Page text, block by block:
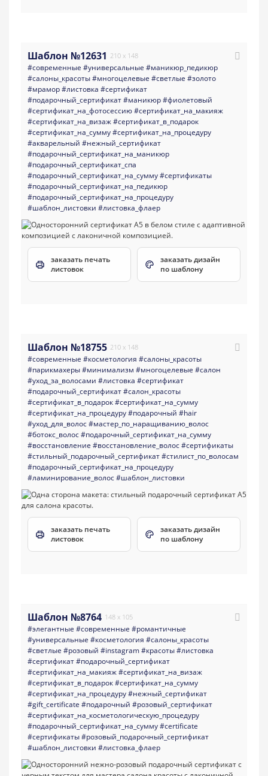
Шаблон №12631 210 x 148
#современные #универсальные #маникюр_педикюр
#салоны_красоты#многоцелевые #светлые #золото
#мрамор#листовка #сертификат
#подарочный_сертификат#маникюр#фиолетовый
#сертификат_на_фотосессию#сертификат_на_макияж
#сертификат_на_визаж#сертификат_в_подарок
#сертификат_на_сумму#сертификат_на_процедуру
#акварельный #нежный_сертификат
#подарочный_сертификат_на_маникюр
#подарочный_сертификат_спа
#подарочный_сертификат_на_сумму#сертификаты
#подарочный_сертификат_на_педикюр
#подарочный_сертификат_на_процедуру
#шаблон_листовки #листовка_флаер
заказать печать
листовок
заказать дизайн
по шаблону
Шаблон №18755 210 x 148
#современные #косметология #салоны_красоты
#парикмахеры#минимализм #многоцелевые #салон
#уход_за_волосами #листовка #сертификат
#подарочный_сертификат#салон_красоты
#сертификат_в_подарок#сертификат_на_сумму
#сертификат_на_процедуру#подарочный #hair
#уход_для_волос#мастер_по_наращиванию_волос
#ботокс_волос#подарочный_сертификат_на_сумму
#восстановление #восстановление_волос#сертификаты
#стильный_подарочный_сертификат#стилист_по_волосам
#подарочный_сертификат_на_процедуру
#ламинирование_волос#шаблон_листовки
заказать печать
листовок
заказать дизайн
по шаблону
Шаблон №8764 148 x 105
#элегантные #современные #романтичные
#универсальные #косметология #салоны_красоты
#светлые #розовый #instagram#красоты#листовка
#сертификат#подарочный_сертификат
#сертификат_на_макияж#сертификат_на_визаж
#сертификат_в_подарок#сертификат_на_сумму
#сертификат_на_процедуру#нежный_сертификат
#gift_certificate #подарочный #розовый_сертификат
#сертификат_на_косметологическую_процедуру
#подарочный_сертификат_на_сумму#certificate
#сертификаты#розовый_подарочный_сертификат
#шаблон_листовки #листовка_флаер